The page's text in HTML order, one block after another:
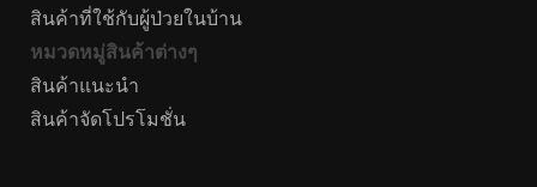
สินค้าที่ใช้กับผู้ป่วยในบ้าน
หมวดหมู่สินค้าต่างๆ
สินค้าแนะนำ
สินค้าจัดโปรโมชั่น